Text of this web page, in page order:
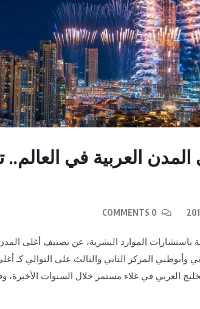
العربية في العالم..
وأبوظبي المركز الثاني والثالث على التوالي كـ
العربي في غلاء مستمر خلال السنوات الأخيرة،